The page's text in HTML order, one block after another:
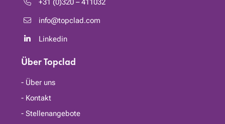
+31 (0)320 – 411032
info@topclad.com
Linkedin
Über Topclad
Über uns
Kontakt
Stellenangebote